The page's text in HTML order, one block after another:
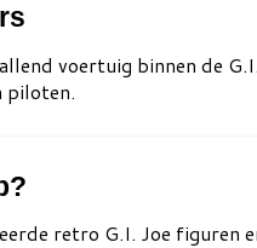
voertuig binnen de
piloten.
retro G.I. Joe figuren